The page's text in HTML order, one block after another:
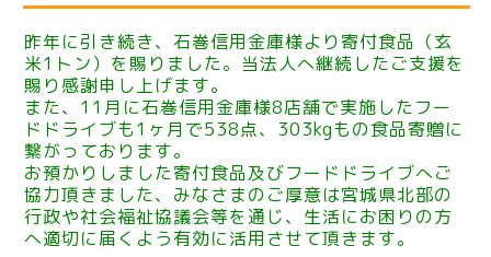
昨年に引き続き、石巻信用金庫様より寄付食品（玄
米1トン）を賜りました。当法人へ継続したご支援を
賜り感謝申し上げます。
また、11月に石巻信用金庫様8店舗で実施したフー
ドドライブも1ヶ月で538点、303kgもの食品寄贈に
繋がっております。
お預かりしました寄付食品及びフードドライブへご
協力頂きました、みなさまのご厚意は宮城県北部の
行政や社会福祉協議会等を通じ、生活にお困りの方
へ適切に届くよう有効に活用させて頂きます。